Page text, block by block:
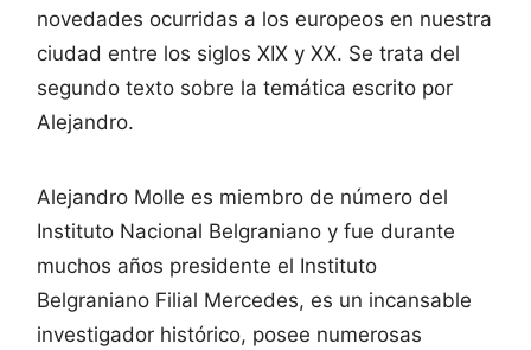
novedades ocurridas a los europeos en nuestra
ciudad entre los siglos XIX y XX. Se trata del
segundo texto sobre la temática escrito por
Alejandro.
Alejandro Molle es miembro de número del
Instituto Nacional Belgraniano y fue durante
muchos años presidente el Instituto
Belgraniano Filial Mercedes, es un incansable
investigador histórico, posee numerosas